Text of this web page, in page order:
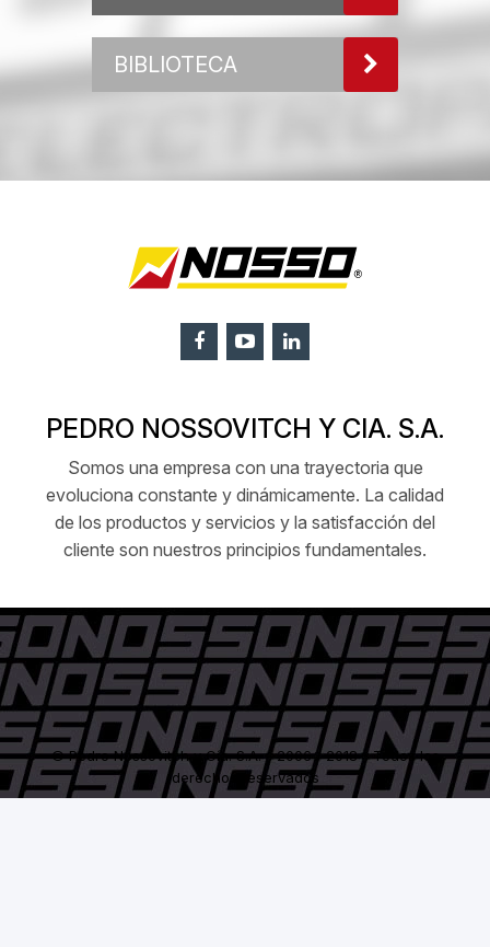
BIBLIOTECA
PEDRO NOSSOVITCH Y CIA. S.A.
Somos una empresa con una trayectoria que
evoluciona constante y dinámicamente. La calidad
de los productos y servicios y la satisfacción del
cliente son nuestros principios fundamentales.
© Pedro Nossovitch y Cía. S.A. - 2006 / 2018 - Todos los
derechos reservados